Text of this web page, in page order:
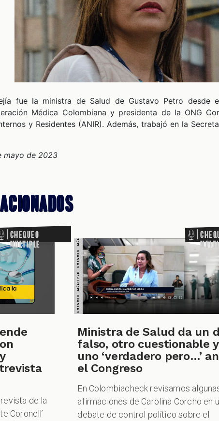
fue la ministra de Salud de Gustavo Petro
Médica Colombiana y presidenta de la ONG
y Residentes (ANIR). Además, trabajó en la
mayo de 2023
Chequeo
Múltiple
de la
Coronell’
CHEQUEO MÚLTIPLE CHEQUEO MÚLTIPLE CHEQUEO MÚLTIPLE CHEQUEO MÚLTIPLE CHEQUEO MÚLTIPLE CHEQUEO MÚLTIPLE CHEQUEO MÚLTIPLE
Ministra de Salud da un
falso, otro cuestionable y
uno ‘verdadero pero…’
el Congreso
En Colombiacheck revisamos
afirmaciones de Carolina Corcho en
debate de control político sobre el